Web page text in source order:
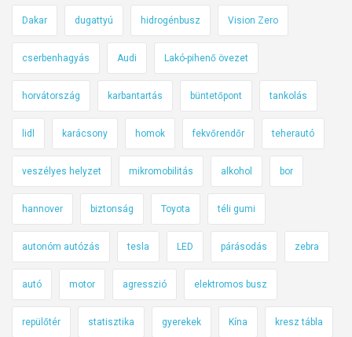
Dakar dugattyú hidrogénbusz Vision Zero
cserbenhagyás Audi Lakó-pihenő övezet
horvátország karbantartás büntetőpont tankolás
lidl karácsony homok fekvőrendőr teherautó
veszélyes helyzet mikromobilitás alkohol bor
hannover biztonság Toyota téli gumi
autonóm autózás tesla LED párásodás zebra
autó motor agresszió elektromos busz
repülőtér statisztika gyerekek Kína kresz tábla